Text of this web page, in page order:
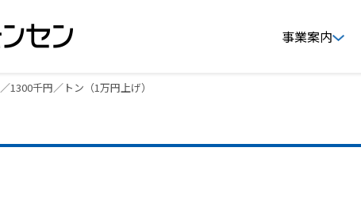
事業案内
／1300千円／トン（1万円上げ）